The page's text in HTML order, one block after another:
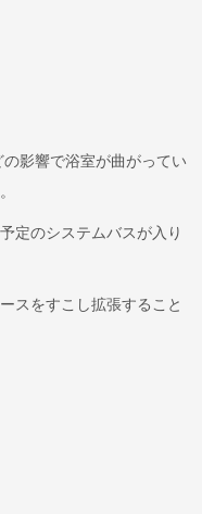
影響で浴室が曲がってい
定のシステムバスが入り
スをすこし拡張すること